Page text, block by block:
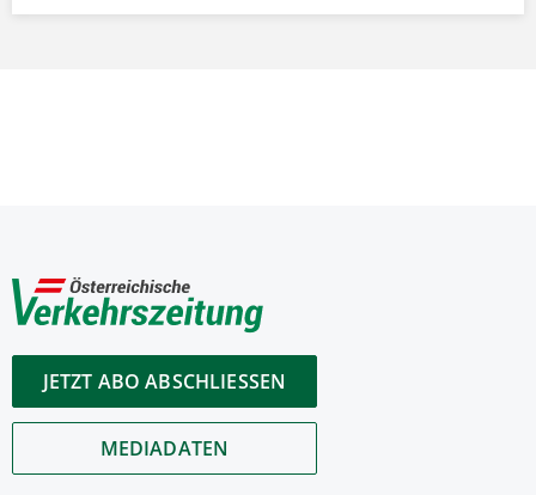
JETZT ABO ABSCHLIESSEN
MEDIADATEN